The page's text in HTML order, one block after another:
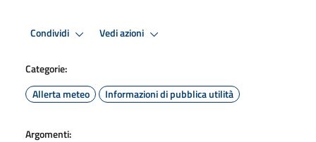
Condividi Vedi azioni
Categorie:
Allerta meteo
Informazioni di pubblica utilità
Argomenti: